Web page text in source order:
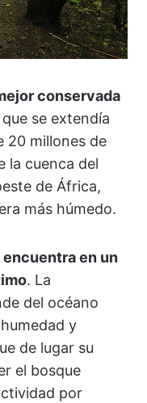
conservada
que se extendía
20 millones de
la cuenca del
de África,
más húmedo.
encuentra en un
. La
del océano
y
de lugar su
el bosque
por